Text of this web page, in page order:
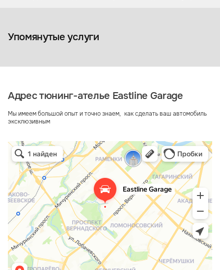
Упомянутые услуги
Коврики из экокожи
Адрес тюнинг-ателье Eastline Garage
Мы имеем большой опыт и точно знаем, как сделать ваш автомобиль
эксклюзивным